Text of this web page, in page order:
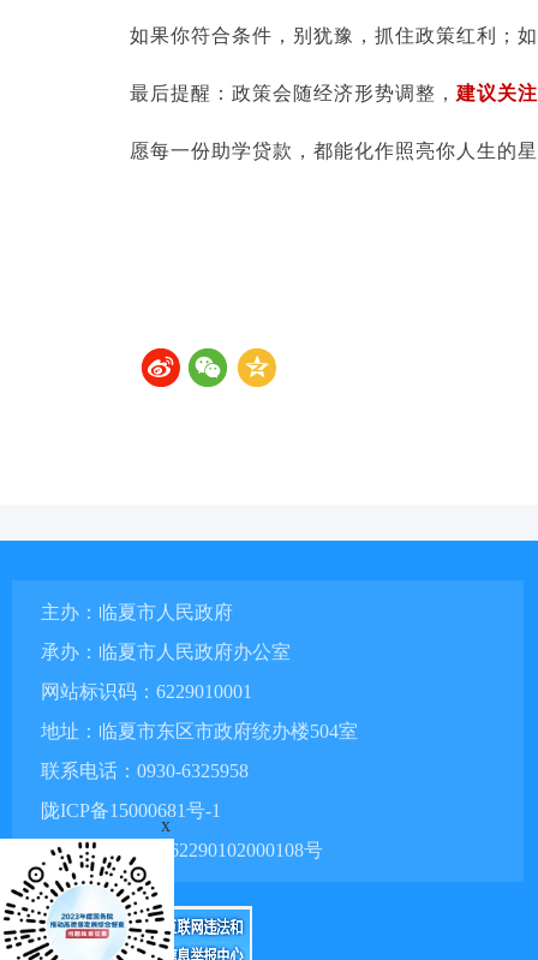
如果你符合条件，别犹豫，抓住政策红利；
最后提醒：政策会随经济形势调整， 建议关
愿每一份助学贷款，都能化作照亮你人生的
主办：临夏市人民政府
承办：临夏市人民政府办公室
网站标识码：6229010001
地址：临夏市东区市政府统办楼504室
联系电话：0930-6325958
陇ICP备15000681号-1
甘公网安备 62290102000108号
x